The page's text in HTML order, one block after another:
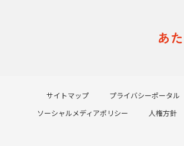
サイトマップ プライバシーポータル
ソーシャルメディアポリシー
人権方針